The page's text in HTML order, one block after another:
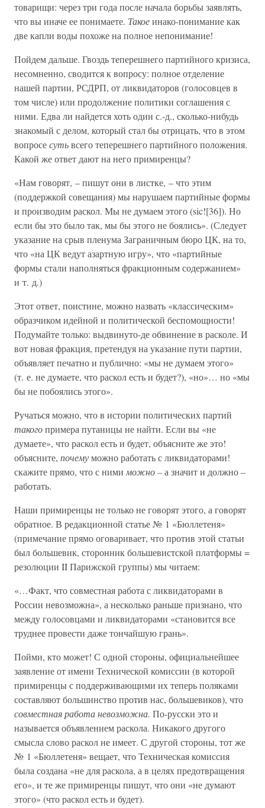
товарищи: через три года после начала борьбы заявлять,
что вы иначе ее понимаете. Такоеинако-понимание как
две капли воды похоже на полное непонимание!
Пойдем дальше. Гвоздь теперешнего партийного кризиса,
несомненно, сводится к вопросу: полное отделение
нашей партии, РСДРП, от ликвидаторов (голосовцев в
том числе) или продолжение политики соглашения с
ними. Едва ли найдется хоть один с.-д., сколько-нибудь
знакомый с делом, который стал бы отрицать, что в этом
вопросесутьвсего теперешнего партийного положения.
Какой же ответ дают на него примиренцы?
«Нам говорят, – пишут они в листке, – что этим
(поддержкой совещания) мы нарушаем партийные формы
и производим раскол. Мы не думаем этого (sic![36]). Но
если бы это было так, мы бы этого не боялись». (Следует
указание на срыв пленума Заграничным бюро ЦК, на то,
что «на ЦК ведут азартную игру», что «партийные
формы стали наполняться фракционным содержанием»
и т. д.)
Этот ответ, поистине, можно назвать «классическим»
образчиком идейной и политической беспомощности!
Подумайте только: выдвинуто-де обвинение в расколе. И
вот новая фракция, претендуя на указание пути партии,
объявляет печатно и публично: «мы не думаем этого»
(т. е. не думаете, что раскол есть и будет?), «но»… но «мы
бы не побоялись этого».
Ручаться можно, что в истории политических партий
такогопримера путаницы не найти. Если вы «не
думаете», что раскол есть и будет, объясните же это!
объясните, почемуможно работать с ликвидаторами!
скажите прямо, что с ними можно –а значит и должно –
работать.
Наши примиренцы не только не говорят этого, а говорят
обратное. В редакционной статье № 1 «Бюллетеня»
(примечание прямо оговаривает, что против этой статьи
был большевик, сторонник большевистской платформы =
резолюции II Парижской группы) мы читаем:
«…Факт, что совместная работа с ликвидаторами в
России невозможна», а несколько раньше признано, что
между голосовцами и ликвидаторами «становится все
труднее провести даже тончайшую грань».
Пойми, кто может! С одной стороны, официальнейшее
заявление от имени Технической комиссии (в которой
примиренцы с поддерживающими их теперь поляками
составляют большинство против нас, большевиков), что
совместная работа невозможна. По-русски это и
называется объявлением раскола. Никакого другого
смысла слово раскол не имеет. С другой стороны, тот же
№ 1 «Бюллетеня» вещает, что Техническая комиссия
была создана «не для раскола, а в целях предотвращения
его», и те же примиренцы пишут, что они «не думают
этого» (что раскол есть и будет).